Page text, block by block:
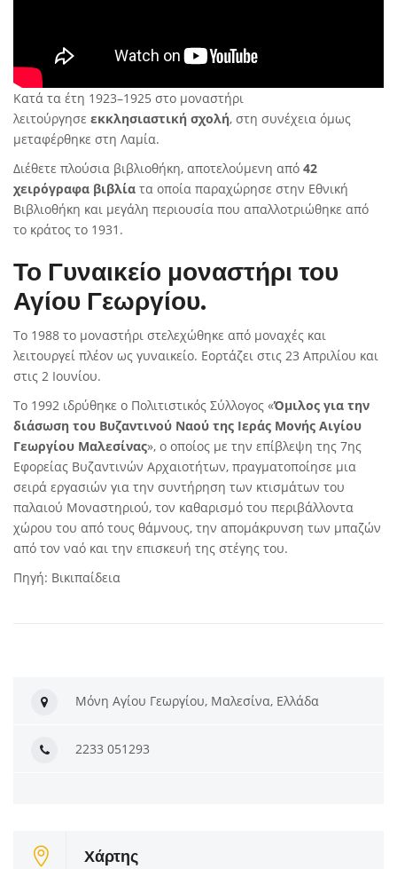
Κατά τα έτη 1923–1925 στο μοναστήρι
λειτούργησε εκκλησιαστική σχολή, στη συνέχεια όμως
μεταφέρθηκε στη Λαμία.
Διέθετε πλούσια βιβλιοθήκη, αποτελούμενη από 42
χειρόγραφα βιβλία τα οποία παραχώρησε στην Εθνική
Βιβλιοθήκη και μεγάλη περιουσία που απαλλοτριώθηκε από
το κράτος το 1931 .
Το Γυναικείο μοναστήρι του
Αγίου Γεωργίου.
Το 1988 το μοναστήρι στελεχώθηκε από μοναχές και
λειτουργεί πλέον ως γυναικείο. Εορτάζει στις 23 Απριλίου και
στις 2 Ιουνίου.
Το 1992 ιδρύθηκε ο Πολιτιστικός Σύλλογος «Όμιλος για την
διάσωση του Βυζαντινού Ναού της Ιεράς Μονής Αιγίου
Γεωργίου Μαλεσίνας», ο οποίος με την επίβλεψη της 7ης
Εφορείας Βυζαντινών Αρχαιοτήτων, πραγματοποίησε μια
σειρά εργασιών για την συντήρηση των κτισμάτων του
παλαιού Μοναστηριού, τον καθαρισμό του περιβάλλοντα
χώρου του από τους θάμνους, την απομάκρυνση των μπαζών
από τον ναό και την επισκευή της στέγης του.
Πηγή: Βικιπαίδεια
Μόνη Αγίου Γεωργίου, Μαλεσίνα, Ελλάδα
2233 051293
Χάρτης